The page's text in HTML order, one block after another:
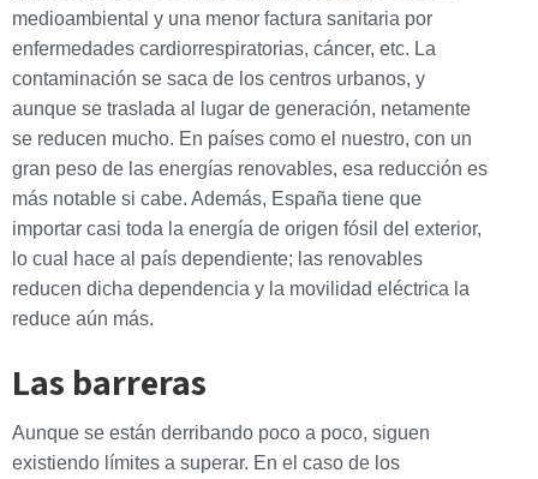
medioambiental y una menor factura sanitaria por
enfermedades cardiorrespiratorias, cáncer, etc. La
contaminación se saca de los centros urbanos, y
aunque se traslada al lugar de generación, netamente
se reducen mucho. En países como el nuestro, con un
gran peso de las energías renovables, esa reducción es
más notable si cabe. Además, España tiene que
importar casi toda la energía de origen fósil del exterior,
lo cual hace al país dependiente; las renovables
reducen dicha dependencia y la movilidad eléctrica la
reduce aún más.
Las barreras
Aunque se están derribando poco a poco, siguen
existiendo límites a superar. En el caso de los